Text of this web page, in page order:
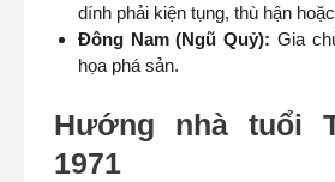
dính phải kiện tụng, thù hận
Đông Nam (Ngũ Quỷ): Gia
họa phá sản.
Hướng nhà tuổi
1971